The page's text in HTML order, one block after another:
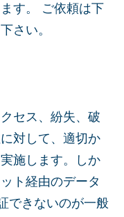
す。 ご依頼は下
さい。
セス、紛失、破
対して、適切か
施します。しか
ト経由のデータ
できないのが一般